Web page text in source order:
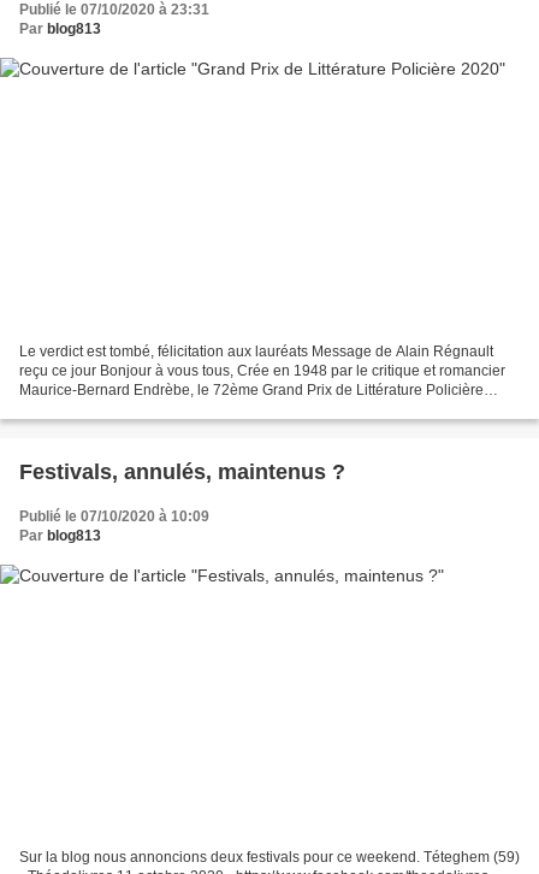
Publié le 07/10/2020 à 23:31
Par blog813
Le verdict est tombé, félicitation aux lauréats Message de Alain Régnault
reçu ce jour Bonjour à vous tous, Crée en 1948 par le critique et romancier
Maurice-Bernard Endrèbe, le 72ème Grand Prix de Littérature Policière
Festivals, annulés, maintenus ?
Publié le 07/10/2020 à 10:09
Par blog813
Sur la blog nous annoncions deux festivals pour ce weekend. Téteghem (59)